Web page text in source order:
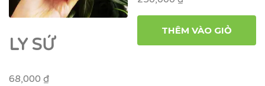
LY SỨ
68,000 ₫
THÊM VÀO GIỎ